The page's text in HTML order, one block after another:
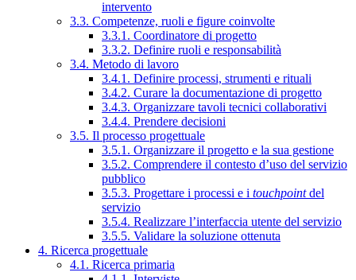
intervento
3.3. Competenze, ruoli e figure coinvolte
3.3.1. Coordinatore di progetto
3.3.2. Definire ruoli e responsabilità
3.4. Metodo di lavoro
3.4.1. Definire processi, strumenti e rituali
3.4.2. Curare la documentazione di progetto
3.4.3. Organizzare tavoli tecnici collaborativi
3.4.4. Prendere decisioni
3.5. Il processo progettuale
3.5.1. Organizzare il progetto e la sua gestione
3.5.2. Comprendere il contesto d’uso del servizio
pubblico
3.5.3. Progettare i processi e i touchpointdel
servizio
3.5.4. Realizzare l’interfaccia utente del servizio
3.5.5. Validare la soluzione ottenuta
4. Ricerca progettuale
4.1. Ricerca primaria